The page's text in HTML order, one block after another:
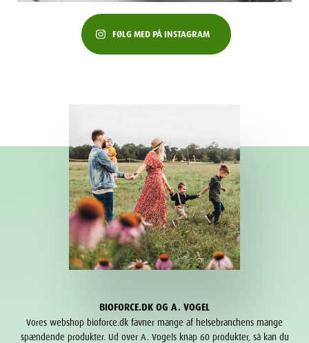
FØLG MED PÅ INSTAGRAM
BIOFORCE.DK OG A. VOGEL
Vores webshop bioforce.dk favner mange af helsebranchens mange
spændende produkter. Ud over A. Vogels knap 60 produkter, så kan du